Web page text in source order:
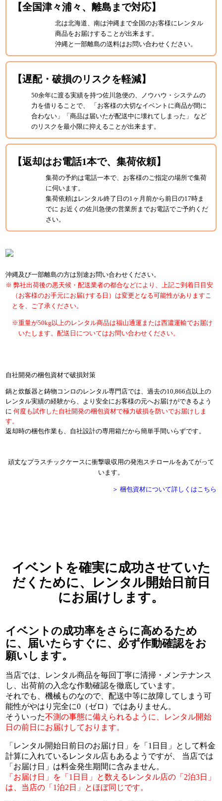
【全国津々浦々、離島まで対応】
北は北海道、南は沖縄まで全国のお客様にレンタル
商品をお届けすることが出来ます。
沖縄と一部離島の送料はお問い合わせください。
【遅配・破損のリスクを軽減】
50余年に渡る実績を持つ佐川急便の、ノウハウ・システムの
力を借りることで、 「お客様の大切なイベントに商品が間に
合わない」「商品は届いたが配送中に壊れてしまった」 など
のリスクを最小限に抑えることが出来ます。
【返却はお電話1本で、集荷依頼】
集荷の予約は電話一本で、お客様のご指定の場所で集荷
に伺います。
集荷依頼はレンタル終了日の1ヶ月前から前日の17時ま
でに お近くの佐川急便の営業所までお電話でご予約くだ
さい。
沖縄及び一部離島の方は別途お問い合わせください。
弊社出荷後の悪天候・配送業者の都合などにより、上記ご到着日目安
（お客様のお手元にお届けする日）は変更となる可能性がありますこ
とを、ご了承ください。
重量が50kg以上のレンタル商品は福山通運または西濃運輸でお届け
いたします。配送日についてはお問い合わせください。
自社開発の梱包資材で破損対策
鍋と炊飯器と鋳物コンロのレンタル専門店では、過去の10,866点以上の
レンタル実績の経験から、より安全にお客様の元へお届けができるよう
に何度も試作した自社開発の梱包資材で極力破損を防いでお届けしま
す。
返却時の梱包作業も、自社設計の専用箱だから簡単手間いらずです。
頑丈なプラスチックケースに衝撃吸収用の発泡スチロールをあてがって
います。
＞ 梱包資材について詳しくはこちら
イベントを確実に成功させていた
だくために、
レンタル開始日前日
にお届けします。
イベントの成功率をさらに高めるため
に、届いたらすぐに、必ず作動確認をお
願いします。
当店では、レンタル商品を毎回丁寧に清掃・メンテナンス
し、出荷前の入念な作動確認を徹底しています。
それでも、機械ものなので、配送中等に故障してしまう可
能性がやはり完全に0（ゼロ）ではありません。
そういった不測の事態に備えられるように、レンタル開始
日の前日にお届けしております。
「レンタル開始日前日のお届け日」を「1日目」として料金
計算に入れているレンタル店もあるようですが、 当店では
「お届け日」は料金発生期間に含みません。
「お届け日」を「1日目」と数えるレンタル店の「2泊3日」
は、当店の「1泊2日」とほぼ同じです。